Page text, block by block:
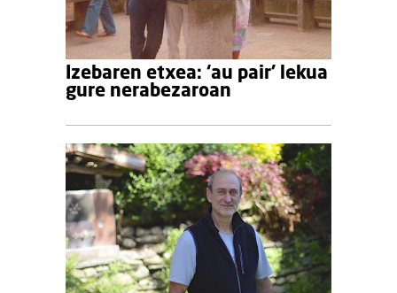
Izebaren etxea: ‘au pair’ lekua
gure nerabezaroan